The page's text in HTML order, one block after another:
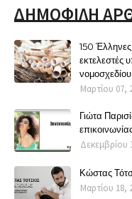
ΔΗΜΟΦΙΛΗ
150 Έλληνες
εκτελεστές
Μαρτίου 07,
Γιώτα
Δεκεμβρίου
Κώστας
Μαρτίου 18,